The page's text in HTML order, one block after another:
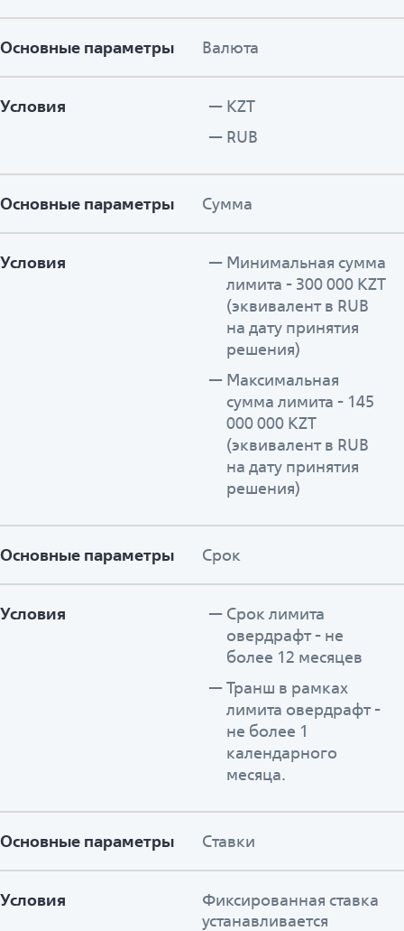
Основные параметры
Условия
Валюта
KZT
RUB
Основные параметры
Условия
Сумма
Минимальная сумма
лимита - 300 000 KZT
(эквивалент в RUB
на дату принятия
решения)
Максимальная
сумма лимита - 145
000 000 KZT
(эквивалент в RUB
на дату принятия
решения)
Основные параметры
Условия
Срок
Срок лимита
овердрафт - не
более 12 месяцев
Транш в рамках
лимита овердрафт -
не более 1
календарного
месяца.
Основные параметры
Условия
Ставки
Фиксированная ставка
устанавливается